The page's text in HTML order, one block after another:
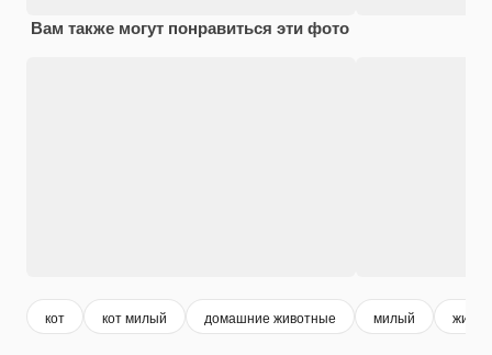
Вам также могут понравиться эти фото
кот кот милый домашние животные милый